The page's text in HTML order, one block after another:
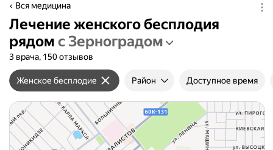
Вся медицина
Лечение женского бесплодия
рядом с Зерноградом
3 врача, 150 отзывов
Женское бесплодие Район Доступное время